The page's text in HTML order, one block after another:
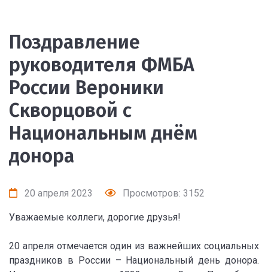
Поздравление
руководителя ФМБА
России Вероники
Скворцовой с
Национальным днём
донора
20 апреля 2023 Просмотров: 3152
Уважаемые коллеги, дорогие друзья!
20 апреля отмечается один из важнейших социальных
праздников в России – Национальный день донора.